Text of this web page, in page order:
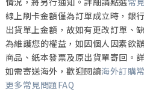
線上刷卡金額僅為訂單成立時，銀
出貨單上金額，故如有更改訂單、
為維護您的權益，如因個人因素欲
商品、紙本發票及原出貨單寄回。
如需寄送海外，歡迎閱讀海外訂購
更多常見問題FAQ